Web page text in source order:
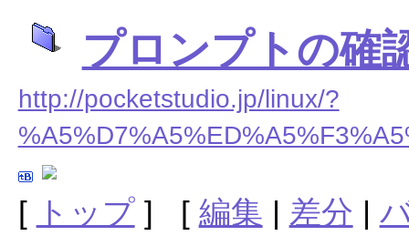
プロンプトの確
http://pocketstudio.jp/linux/?
[ トップ] [ 編集 | 差分 |